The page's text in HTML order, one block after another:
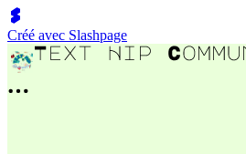
Créé avec Slashpage